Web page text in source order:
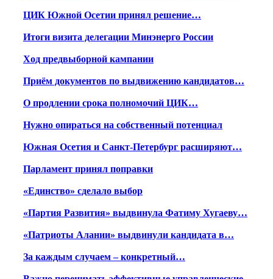
ЦИК Южной Осетии принял решение…
Итоги визита делегации Минэнерго России
Ход предвыборной кампании
Приём документов по выдвижению кандидатов…
О продлении срока полномочий ЦИК…
Нужно опираться на собственный потенциал
Южная Осетия и Санкт-Петербург расширяют…
Парламент принял поправки
«Единство» сделало выбор
«Партия Развития» выдвинула Фатиму Хугаеву…
«Патриоты Алании» выдвинули кандидата в…
За каждым случаем – конкретный…